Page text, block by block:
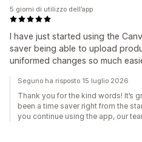
I have just started using the
saver being able to upload
uniformed changes so much
5 giorni di utilizzo dell’app
Seguno ha risposto 15 luglio 2026
Thank you for the kind words! It’s
been a time saver right from the
you continue using the app, our